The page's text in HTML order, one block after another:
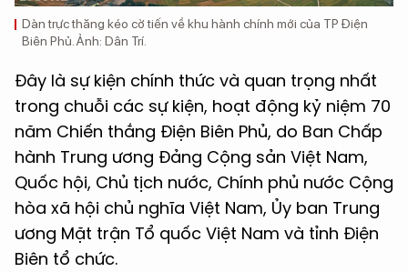
Dàn trực thăng kéo cờ tiến về khu hành chính mới của TP Điện
Biên Phủ. Ảnh: Dân Trí.
Đây là sự kiện chính thức và quan trọng nhất
trong chuỗi các sự kiện, hoạt động kỷ niệm 70
năm Chiến thắng Điện Biên Phủ, do Ban Chấp
hành Trung ương Đảng Cộng sản Việt Nam,
Quốc hội, Chủ tịch nước, Chính phủ nước Cộng
hòa xã hội chủ nghĩa Việt Nam, Ủy ban Trung
ương Mặt trận Tổ quốc Việt Nam và tỉnh Điện
Biên tổ chức.